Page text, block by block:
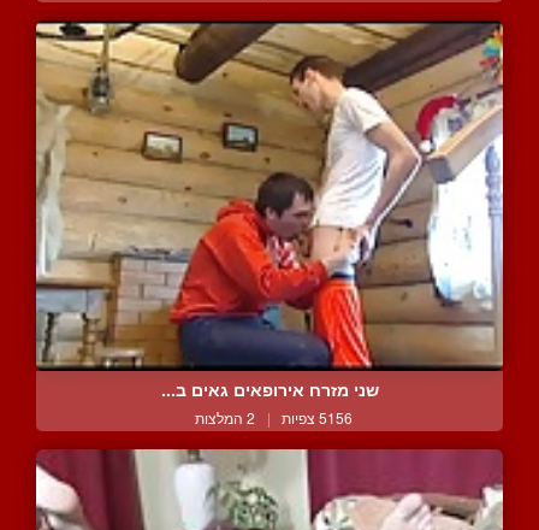
שני מזרח אירופאים גאים ב...
5156 צפיות | 2 המלצות